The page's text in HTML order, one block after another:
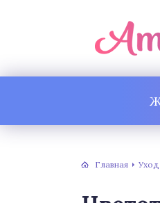
Главная